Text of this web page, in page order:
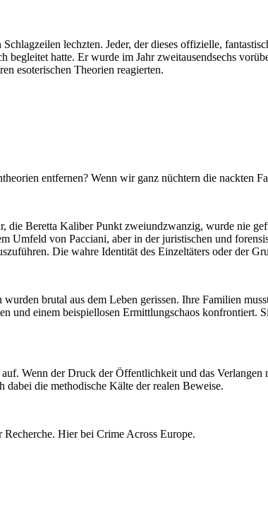
lechzten. Jeder, der dieses offizielle,
hatte. Er wurde im Jahr zweitausendsechs
esoterischen Theorien reagierten.
entfernen? Wenn wir ganz nüchtern die nackten
Beretta Kaliber Punkt zweiundzwanzig, wurde nie
von Pacciani, aber in der juristischen und
Die wahre Identität des Einzeltäters oder der
brutal aus dem Leben gerissen. Ihre Familien
einem beispiellosen Ermittlungschaos konfrontiert.
Wenn der Druck der Öffentlichkeit und das
die methodische Kälte der realen Beweise.
Hier bei Crime Across Europe.